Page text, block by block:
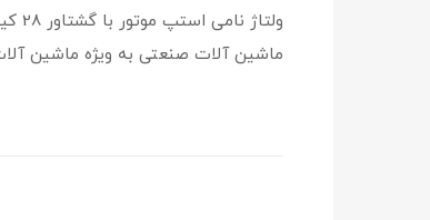
ماشین آلات صنعتی به ویژه ماشین